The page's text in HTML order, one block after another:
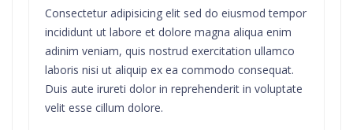
Consectetur adipisicing elit sed do eiusmod tempor
incididunt ut labore et dolore magna aliqua enim
adinim veniam, quis nostrud exercitation ullamco
laboris nisi ut aliquip ex ea commodo consequat.
Duis aute irureti dolor in reprehenderit in voluptate
velit esse cillum dolore.